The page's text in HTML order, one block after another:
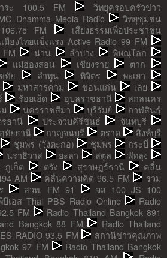
ระ 100.5 FM
วิทยุครอบครัวข่าว
Dhamma Media Radio
วิทยุชุมชน
FM
เสียงธรรมเพื่อประชาชน
มืองไทยแข็งแรง Active Radio 99 FM
น่าน ลำปาง
พิษณุโลก
แม่ฮ่องสอน เชียงราย
ตาก
ทัย ลำพูน พิจิตร
พะเยา
มหาสารคาม ขอนแก่น
เลย
ร้อยเอ็ด อุบลราชธานี
สกลนคร
นครราชสีมา บุรีรัมย์
กาฬสินธุ์
ธานี ประจวบคีรีขันธ์
จันทบุรี
อุทัยธานี กาญจนบุรี ตราด
สิงห์บุรี
ชุมพร (วังตะกอ) ชุมพร
กระบี่
นราธิวาส ยะลา สตูล
พัทลุง
ภูเก็ต ตรัง สุราษฎร์ธานี
คลื่น
AM
คลื่นความคิด 96.5 FM
รวม
สวพ. FM 91
จส 100 JS 100
บีเอส Thai PBS Radio Online
Radio
FM
Radio Thailand Bangkok 891
Bangkok 88 FM
Radio Thailand
RADIO 93.5 FM
สถานีข่าวคุณภาพ
97 FM
Radio Thailand Bangkok